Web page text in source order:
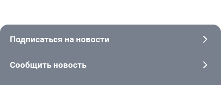
Подписаться на новости
Сообщить новость